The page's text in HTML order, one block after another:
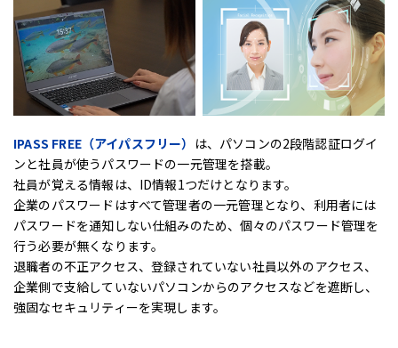
IPASS FREE（アイパスフリー） は、 パソコンの2段階認証ログイ
ンと社員が使うパスワードの一元管理を搭載。
社員が覚える情報は、ID情報1つだけとなります。
企業のパスワードはすべて管理者の一元管理となり、利用者には
パスワードを通知しない仕組みのため、個々のパスワード管理を
行う必要が無くなります。
退職者の不正アクセス、登録されていない社員以外のアクセス、
企業側で支給していないパソコンからのアクセスなどを遮断し、
強固なセキュリティーを実現します。